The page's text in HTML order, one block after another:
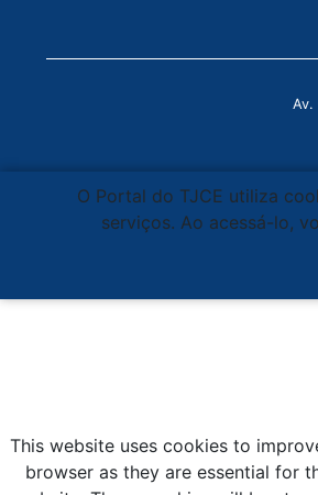
Av.
O Portal do TJCE utiliza
serviços. Ao acessá-lo,
This website uses cookies to
browser as they are essential for